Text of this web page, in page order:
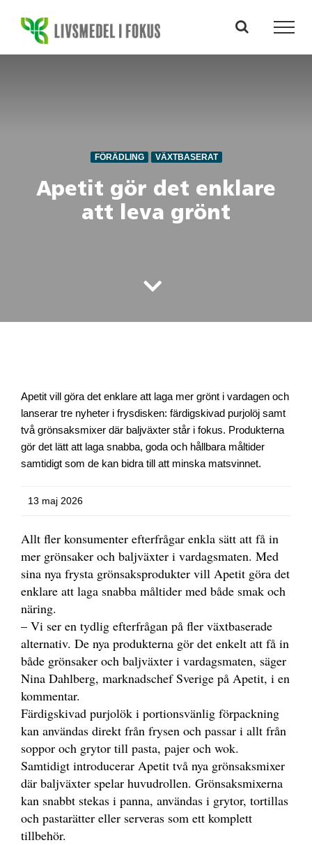
innehållet
FÖRÄDLING VÄXTBASERAT
Apetit gör det enklare
att leva grönt
Apetit vill göra det enklare att laga mer grönt i vardagen och
lanserar tre nyheter i frysdisken: färdigskivad purjolöj samt
två grönsaksmixer där baljväxter står i fokus. Produkterna
gör det lätt att laga snabba, goda och hållbara måltider
samtidigt som de kan bidra till att minska matsvinnet.
13 maj 2026
Allt fler konsumenter efterfrågar enkla sätt att få in
mer grönsaker och baljväxter i vardagsmaten. Med
sina nya frysta grönsaksprodukter vill Apetit göra det
enklare att laga snabba måltider med både smak och
näring.
– Vi ser en tydlig efterfrågan på fler växtbaserade
alternativ. De nya produkterna gör det enkelt att få in
både grönsaker och baljväxter i vardagsmaten, säger
Nina Dahlberg, marknadschef Sverige på Apetit, i en
kommentar.
Färdigskivad purjolök i portionsvänlig förpackning
kan användas direkt från frysen och passar i allt från
soppor och grytor till pasta, pajer och wok.
Samtidigt introducerar Apetit två nya grönsaksmixer
där baljväxter spelar huvudrollen. Grönsaksmixerna
kan snabbt stekas i panna, användas i grytor, tortillas
och pastarätter eller serveras som ett komplett
tillbehör.